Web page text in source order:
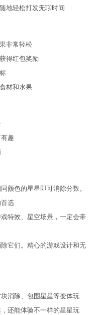
地轻松打发无聊时间
非常轻松
得红包奖励
材和水果
趣
颜色的星星即可消除分数。
选
特效、星空场景，一定会带
它们。精心的游戏设计和无
消除、包围星星等变体玩
还能体验不一样的星星玩